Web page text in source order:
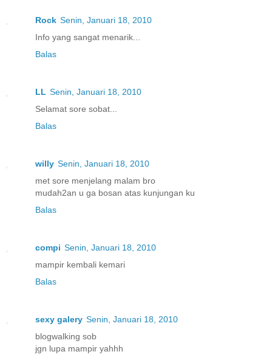
Rock Senin, Januari 18, 2010
Info yang sangat menarik...
Balas
LL Senin, Januari 18, 2010
Selamat sore sobat...
Balas
willy Senin, Januari 18, 2010
met sore menjelang malam bro
mudah2an u ga bosan atas kunjungan ku
Balas
compi Senin, Januari 18, 2010
mampir kembali kemari
Balas
sexy galery Senin, Januari 18, 2010
blogwalking sob
jgn lupa mampir yahhh